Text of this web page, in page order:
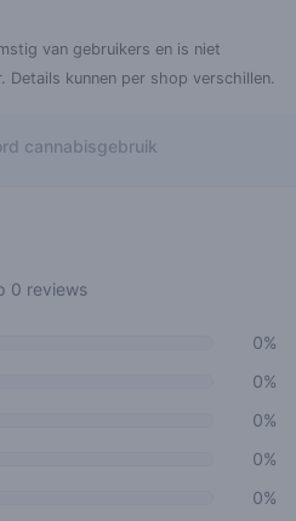
van gebruikers en is niet
Details kunnen per shop verschillen.
cannabisgebruik
0 reviews
0%
0%
0%
0%
0%